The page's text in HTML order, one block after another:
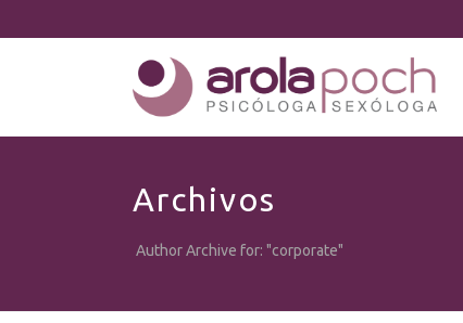
Archivos
Author Archive for: "corporate"